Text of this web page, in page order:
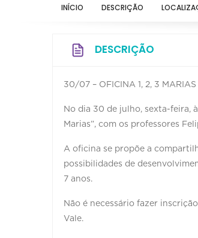
INÍCIO DESCRIÇÃO
DESCRIÇÃO
30/07 – OFICINA 1, 2, 3 MARIAS
No dia 30 de julho, sexta-feira,
Marias”, com os professores
A oficina se propõe a
possibilidades de
7 anos.
Não é necessário fazer
Vale.